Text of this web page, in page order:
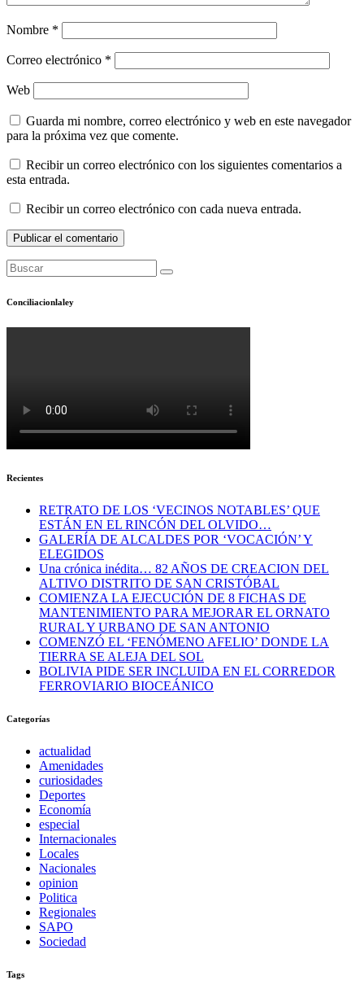
Nombre *
Correo electrónico *
Web
Guarda mi nombre, correo electrónico y web en este navegador
para la próxima vez que comente.
Recibir un correo electrónico con los siguientes comentarios a
esta entrada.
Recibir un correo electrónico con cada nueva entrada.
Conciliacionlaley
Recientes
RETRATO DE LOS ‘VECINOS NOTABLES’ QUE
ESTÁN EN EL RINCÓN DEL OLVIDO…
GALERÍA DE ALCALDES POR ‘VOCACIÓN’ Y
ELEGIDOS
Una crónica inédita… 82 AÑOS DE CREACION DEL
ALTIVO DISTRITO DE SAN CRISTÓBAL
COMIENZA LA EJECUCIÓN DE 8 FICHAS DE
MANTENIMIENTO PARA MEJORAR EL ORNATO
RURAL Y URBANO DE SAN ANTONIO
COMENZÓ EL ‘FENÓMENO AFELIO’ DONDE LA
TIERRA SE ALEJA DEL SOL
BOLIVIA PIDE SER INCLUIDA EN EL CORREDOR
FERROVIARIO BIOCEÁNICO
Categorías
actualidad
Amenidades
curiosidades
Deportes
Economía
especial
Internacionales
Locales
Nacionales
opinion
Politica
Regionales
SAPO
Sociedad
Tags